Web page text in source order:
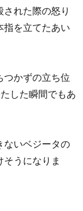
れた際の怒り
指を立てたあい
つかずの立ち位
した瞬間でもあ
ないベジータの
うになりま